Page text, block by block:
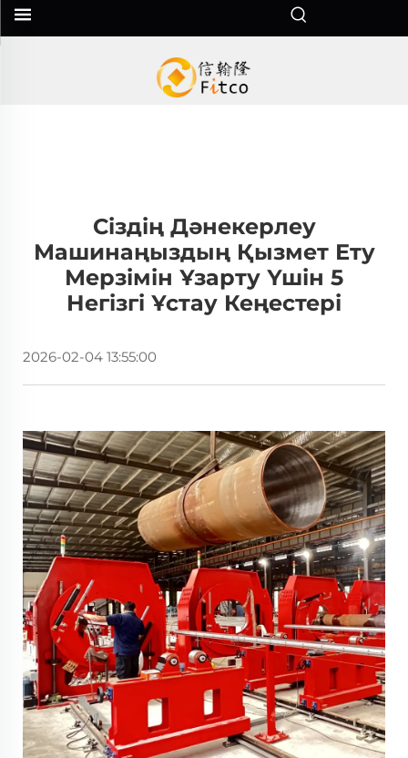
Сіздің Дәнекерлеу
Машинаңыздың Қызмет Ету
Мерзімін Ұзарту Үшін 5
Негізгі Ұстау Кеңестері
2026-02-04 13:55:00